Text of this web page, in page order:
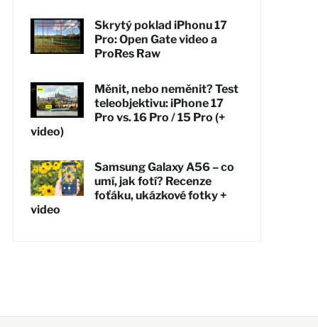
Skrytý poklad iPhonu 17
Pro: Open Gate video a
ProRes Raw
Měnit, nebo neměnit? Test
teleobjektivu: iPhone 17
Pro vs. 16 Pro / 15 Pro (+
video)
Samsung Galaxy A56 – co
umí, jak fotí? Recenze
foťáku, ukázkové fotky +
video